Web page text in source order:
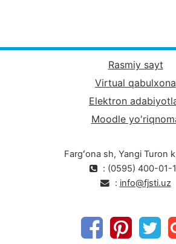
Rasmiy sayt
Virtual qabulxona
Elektron
Moodle
Fargʻona sh, Yangi Turon
: (0595) 400-01-
: info@fjsti.uz